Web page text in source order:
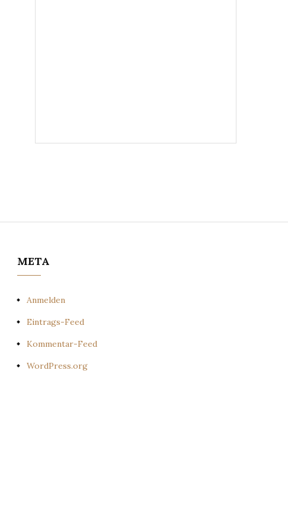
META
Anmelden
Eintrags-Feed
Kommentar-Feed
WordPress.org